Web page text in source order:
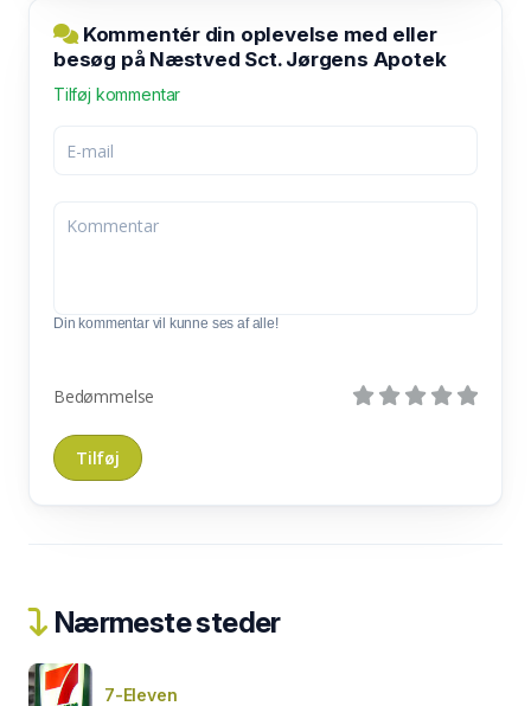
Kommentér din oplevelse med eller
besøg på Næstved Sct. Jørgens Apotek
Tilføj kommentar
Din kommentar vil kunne ses af alle!
Bedømmelse
Nærmeste steder
7-Eleven